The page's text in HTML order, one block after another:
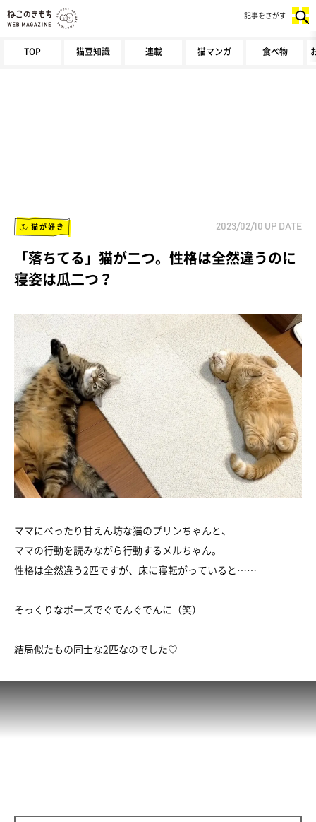
TOP 猫豆知識 連載 猫マンガ 食べ物
記事をさがす
猫が好き 2023/02/10 UP DATE
「落ちてる」猫が二つ。性格は全然違うのに
寝姿は瓜二つ？
ママにべったり甘えん坊な猫のプリンちゃんと、
ママの行動を読みながら行動するメルちゃん。
性格は全然違う2匹ですが、床に寝転がっていると……
そっくりなポーズでぐでんぐでんに（笑）
結局似たもの同士な2匹なのでした♡